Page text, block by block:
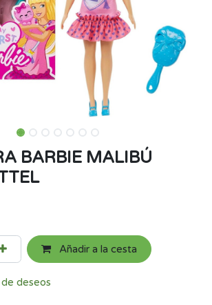
BARBIE MALIBÚ
Añadir a la cesta
deseos